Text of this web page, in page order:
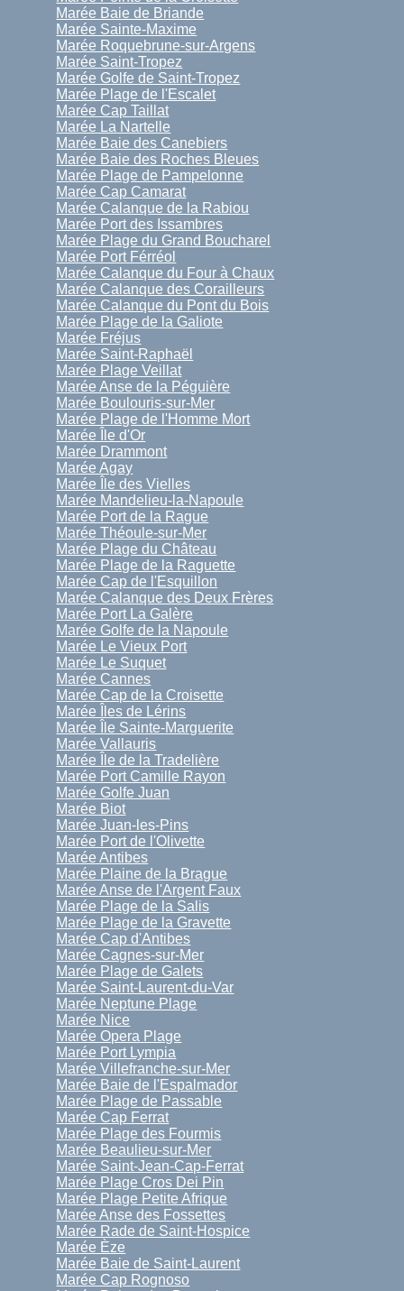
Marée Baie de Briande
Marée Sainte-Maxime
Marée Roquebrune-sur-Argens
Marée Saint-Tropez
Marée Golfe de Saint-Tropez
Marée Plage de l'Escalet
Marée Cap Taillat
Marée La Nartelle
Marée Baie des Canebiers
Marée Baie des Roches Bleues
Marée Plage de Pampelonne
Marée Cap Camarat
Marée Calanque de la Rabiou
Marée Port des Issambres
Marée Plage du Grand Boucharel
Marée Port Férréol
Marée Calanque du Four à Chaux
Marée Calanque des Corailleurs
Marée Calanque du Pont du Bois
Marée Plage de la Galiote
Marée Fréjus
Marée Saint-Raphaël
Marée Plage Veillat
Marée Anse de la Péguière
Marée Boulouris-sur-Mer
Marée Plage de l'Homme Mort
Marée Île d'Or
Marée Drammont
Marée Agay
Marée Île des Vielles
Marée Mandelieu-la-Napoule
Marée Port de la Rague
Marée Théoule-sur-Mer
Marée Plage du Château
Marée Plage de la Raguette
Marée Cap de l'Esquillon
Marée Calanque des Deux Frères
Marée Port La Galère
Marée Golfe de la Napoule
Marée Le Vieux Port
Marée Le Suquet
Marée Cannes
Marée Cap de la Croisette
Marée Îles de Lérins
Marée Île Sainte-Marguerite
Marée Vallauris
Marée Île de la Tradelière
Marée Port Camille Rayon
Marée Golfe Juan
Marée Biot
Marée Juan-les-Pins
Marée Port de l'Olivette
Marée Antibes
Marée Plaine de la Brague
Marée Anse de l'Argent Faux
Marée Plage de la Salis
Marée Plage de la Gravette
Marée Cap d'Antibes
Marée Cagnes-sur-Mer
Marée Plage de Galets
Marée Saint-Laurent-du-Var
Marée Neptune Plage
Marée Nice
Marée Opera Plage
Marée Port Lympia
Marée Villefranche-sur-Mer
Marée Baie de l'Espalmador
Marée Plage de Passable
Marée Cap Ferrat
Marée Plage des Fourmis
Marée Beaulieu-sur-Mer
Marée Saint-Jean-Cap-Ferrat
Marée Plage Cros Dei Pin
Marée Plage Petite Afrique
Marée Anse des Fossettes
Marée Rade de Saint-Hospice
Marée Èze
Marée Baie de Saint-Laurent
Marée Cap Rognoso